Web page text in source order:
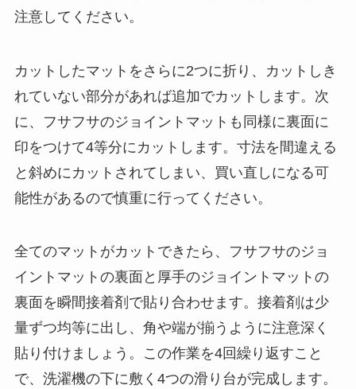
注意してください。
カットしたマットをさらに2つに折り、カットしき
れていない部分があれば追加でカットします。次
に、フサフサのジョイントマットも同様に裏面に
印をつけて4等分にカットします。寸法を間違える
と斜めにカットされてしまい、買い直しになる可
能性があるので慎重に行ってください。
全てのマットがカットできたら、フサフサのジョ
イントマットの裏面と厚手のジョイントマットの
裏面を瞬間接着剤で貼り合わせます。接着剤は少
量ずつ均等に出し、角や端が揃うように注意深く
貼り付けましょう。この作業を4回繰り返すこと
で、洗濯機の下に敷く4つの滑り台が完成します。